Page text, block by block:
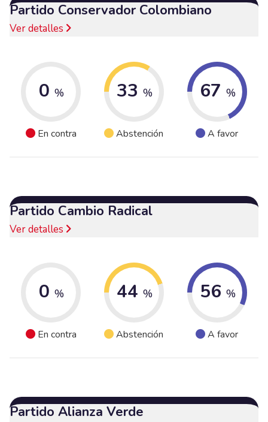
Partido Conservador Colombiano
Ver detalles
0 %
En contra
33 %
Abstención
67 %
A favor
Partido Cambio Radical
Ver detalles
0 %
En contra
44 %
Abstención
56 %
A favor
Partido Alianza Verde